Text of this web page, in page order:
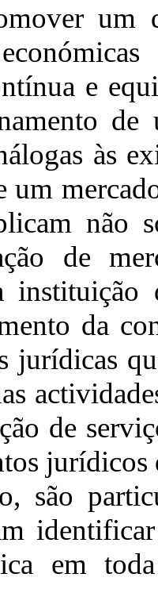
um
e
de
às
um
não
de
instituição
da
jurídicas
de
jurídicos
são
em